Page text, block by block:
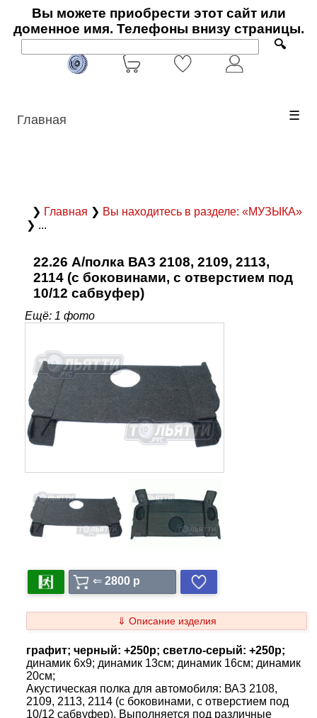
Вы можете приобрести этот сайт или
доменное имя. Телефоны внизу страницы.
🔍
Главная ☰
❯ Главная ❯ Вы находитесь в разделе: «МУЗЫКА»
❯ ...
22.26 А/полка ВАЗ 2108, 2109, 2113,
2114 (с боковинами, c отверстием под
10/12 сабвуфер)
Ещё: 1 фото
⇐ 2800 p
⇓ Описание изделия
графит; черный: +250p; светло-серый: +250р;
динамик 6x9; динамик 13см; динамик 16см; динамик
20см;
Акустическая полка для автомобиля: ВАЗ 2108,
2109, 2113, 2114 (с боковинами, c отверстием под
10/12 сабвуфер). Выполняется под различные